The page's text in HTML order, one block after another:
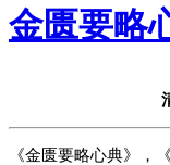
金匮要略
《金匮要略心典》，